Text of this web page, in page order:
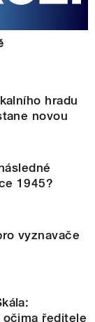
hradu
novou
1945?
vyznavače
ředitele